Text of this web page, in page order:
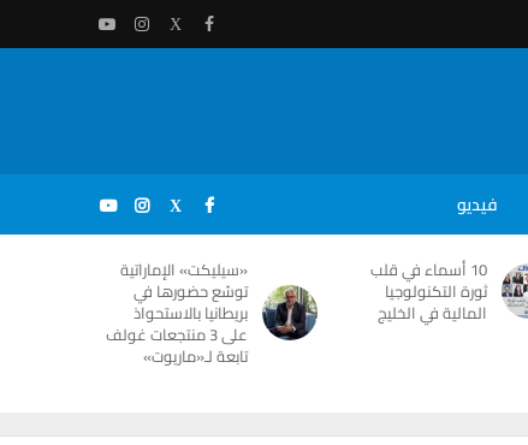
فيديو
10 أسماء في قلب
ثورة التكنولوجيا
المالية في الخليج
«سيليكت» الإماراتية
توسّع حضورها في
بريطانيا بالاستحواذ
على 3 منتجعات غولف
تابعة لـ«ماريوت»